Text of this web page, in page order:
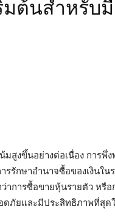
มต้นสำหรับ
สูงขึ้นอย่างต่อเนื่อง การพึ่ง
รักษาอำนาจซื้อของเงินใน
การซื้อขายหุ้นรายตัว หรือ
ดภัยและมีประสิทธิภาพที่สุด